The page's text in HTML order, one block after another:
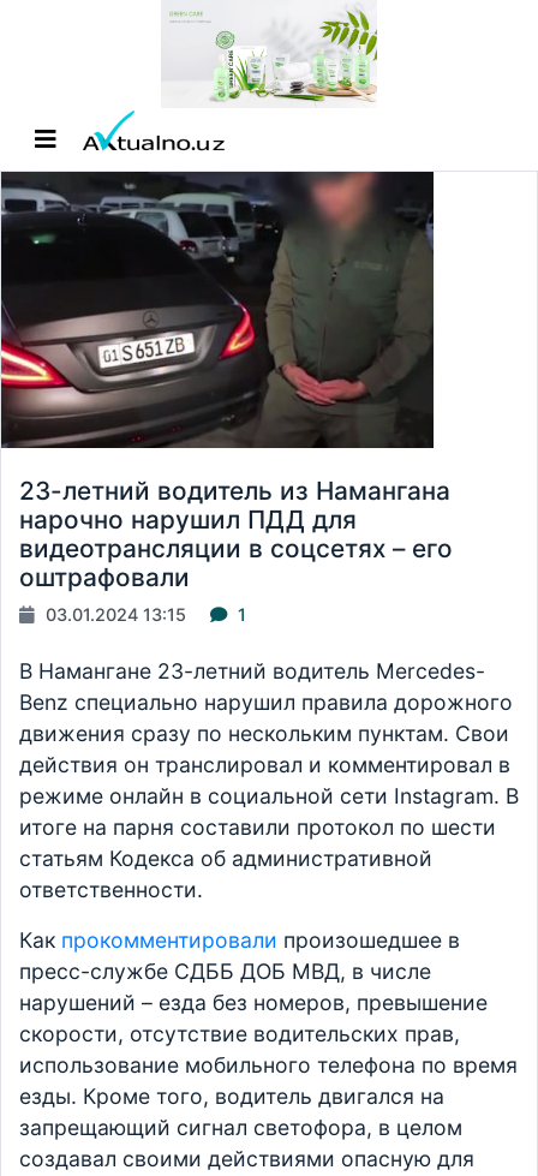
23-летний водитель из Намангана
нарочно нарушил ПДД для
видеотрансляции в соцсетях – его
оштрафовали
03.01.2024 13:15 1
В Намангане 23-летний водитель Mercedes-
Benz специально нарушил правила дорожного
движения сразу по нескольким пунктам. Свои
действия он транслировал и комментировал в
режиме онлайн в социальной сети Instagram. В
итоге на парня составили протокол по шести
статьям Кодекса об административной
ответственности.
Как прокомментировали произошедшее в
пресс-службе СДББ ДОБ МВД, в числе
нарушений – езда без номеров, превышение
скорости, отсутствие водительских прав,
использование мобильного телефона по время
езды. Кроме того, водитель двигался на
запрещающий сигнал светофора, в целом
создавал своими действиями опасную для